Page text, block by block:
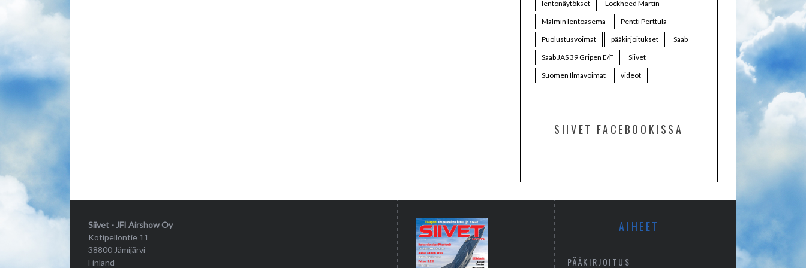
lentonäytökset
Lockheed Martin
Malmin lentoasema
Pentti Perttula
Puolustusvoimat
pääkirjoitukset
Saab
Saab JAS 39 Gripen E/F
Siivet
Suomen Ilmavoimat
videot
SIIVET FACEBOOKISSA
Siivet - JFI Airshow Oy
Kotipellontie 11
38800 Jämijärvi
Finland
AIHEET
PÄÄKIRJOITUS